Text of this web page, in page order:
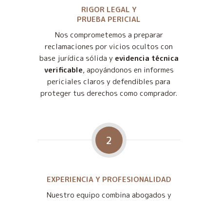
RIGOR LEGAL Y
PRUEBA PERICIAL
Nos comprometemos a preparar
reclamaciones por vicios ocultos con
base jurídica sólida y evidencia técnica
verificable, apoyándonos en informes
periciales claros y defendibles para
proteger tus derechos como comprador.
2
EXPERIENCIA Y PROFESIONALIDAD
Nuestro equipo combina abogados y